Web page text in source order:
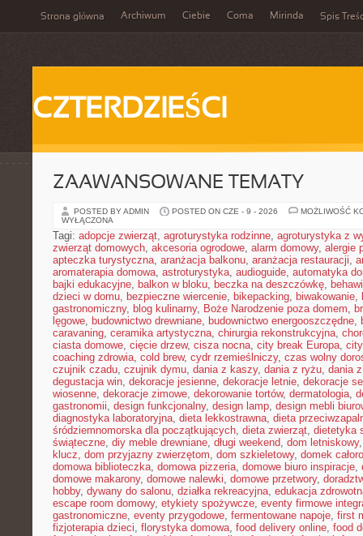
Strona główna Archiwum Ciebie Coma Mirinda Spis
CZTERDZIEŚCI
ZAAWANSOWANE TEMATY
POSTED BY ADMIN POSTED ON CZE - 9 - 2026
MOŻLIWOŚĆ
WYŁĄCZONA
Tagi: adopcje zwierząt, agroturystyka rodzinne, agroturystyka z
zwierząt domowych, akcesoria ogrodowe, alarm domowy, alergie
apteczka turystyczna, aranżacja balkonu, aranżacja restauracji,
aromaterapia domowa, astroturystyka, audioguide, automatyka
bajki edukacyjne, balkon w bloku, beczka na deszczówkę,
dzieci w domu, bezpieczne wiercenie, bikepacking, biwakowanie,
gastronomiczny, blog kulinarny, Boże Narodzenie poza domem,
lęgowe, budownictwo drewniane, budownictwo energooszczędne,
caravaning, ceramika artystyczna, chirurgia rekonstrukcyjna,
ciasta domowe, cięcie drzew, cisza nocna, city break Europa,
coaching zdrowia, cold brew, cydr rzemieślniczy, czas wolny
czujnik czadu, czujnik dymu, dania z kaszy, dania z ryżu, dania
degustacja win, dekoracje jesienne, dekoracje letnie, dekoracje
wiosenne, dekoracje zimowe, dekorowanie tortów, dermatologia,
gastronomii, design funkcjonalny, design lamp, design mebli
diagnostyka laboratoryjna, dieta lekkostrawna, dieta
śródziemnomorska dla początkujących, dieta zwierząt, dietetyka
świąteczne, diy meble drewniane, długi weekend, dom letniskowy
klucz, dom przyjazny zwierzętom, dom szkieletowy, domek
domowa biblioteczka, domowa pizzeria, domowe biuro inspiracje,
domowe makarony, domowe nalewki, domowe przetwory,
hobby, dywany do salonu, działka rekreacyjna, edukacja
escape room domowy, etykiety spożywcze, eventy firmowe
gastronomiczne, eventy przygodowe, fermentowane napoje, first
fizjoterapia dzieci, florystyka domowa, food delivery online, food